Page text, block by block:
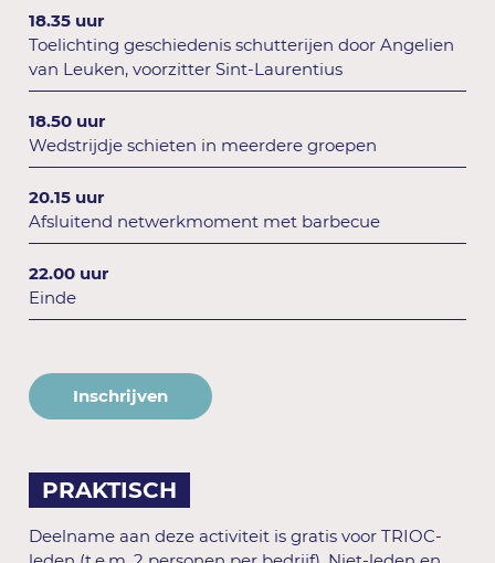
18.35 uur
Toelichting geschiedenis schutterijen door Angelien
van Leuken, voorzitter Sint-Laurentius
18.50 uur
Wedstrijdje schieten in meerdere groepen
20.15 uur
Afsluitend netwerkmoment met barbecue
22.00 uur
Einde
Inschrijven
PRAKTISCH
Deelname aan deze activiteit is gratis voor TRIOC-